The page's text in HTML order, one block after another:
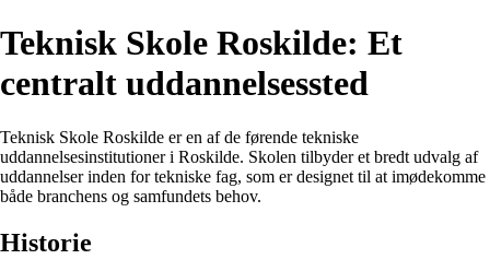
Teknisk Skole Roskilde: Et
centralt uddannelsessted
Teknisk Skole Roskilde er en af de førende tekniske
uddannelsesinstitutioner i Roskilde. Skolen tilbyder et bredt udvalg af
uddannelser inden for tekniske fag, som er designet til at imødekomme
både branchens og samfundets behov.
Historie